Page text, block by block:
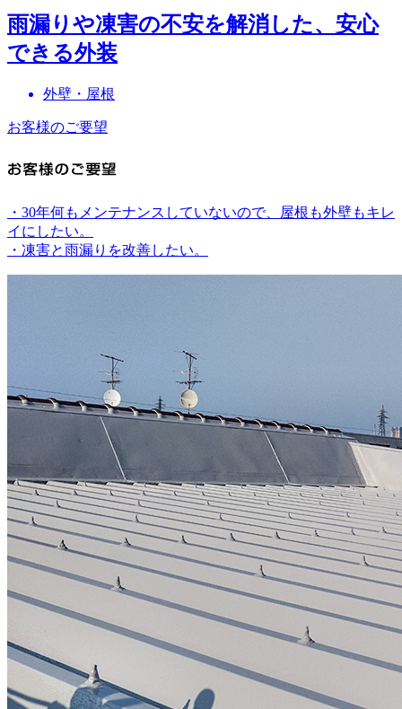
雨漏りや凍害の不安を解消した、安心
できる外装
外壁・屋根
お客様のご要望
・30年何もメンテナンスしていないので、屋根も外壁もキレ
イにしたい。
・凍害と雨漏りを改善したい。